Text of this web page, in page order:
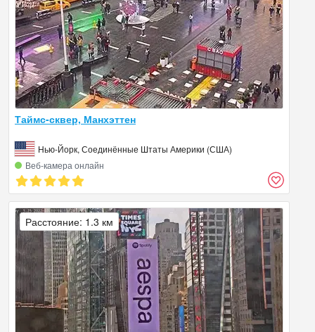
Таймс-сквер, Манхэттен
Нью-Йорк, Соединённые Штаты Америки (США)
Веб‑камера онлайн
Расстояние: 1.3 км